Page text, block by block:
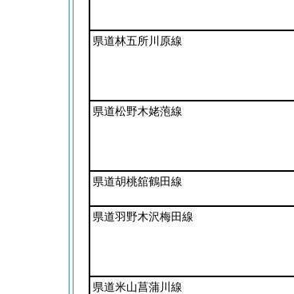
県道林五所川原線
県道松野木姥萢線
県道胡桃舘鶴田線
県道羽野木沢梅田線
県道米山菖蒲川線